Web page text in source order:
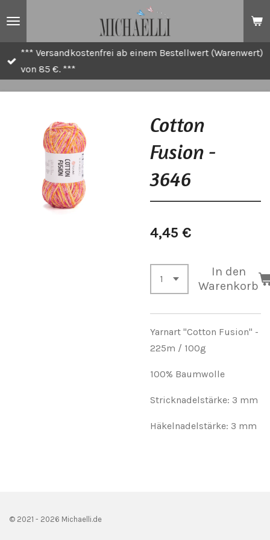
*** Versandkostenfrei ab einem Bestellwert (Warenwert)
von 85 €. ***
Cotton
Fusion -
3646
4,45 €
In den
Warenkorb
Yarnart "Cotton Fusion" -
225m / 100g
100% Baumwolle
Stricknadelstärke: 3 mm
Häkelnadelstärke: 3 mm
© 2021 - 2026 Michaelli.de